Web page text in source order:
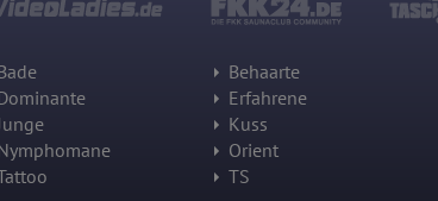
komplett verlassen?
der Besucher?
& USA
als Webanalysedient. Es wird verwendet, um Daten
zu sammeln. Hotjar kann auch im
Behaarte
Erfahrene
Kuss
Orient
TS